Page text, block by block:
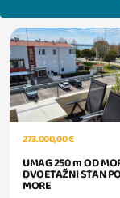
273.000,00 €
UMAG 250 m OD
DVOETAŽNI STAN
MORE